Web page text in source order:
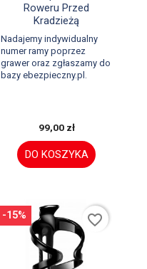
Roweru Przed
Kradzieżą
Nadajemy indywidualny
numer ramy poprzez
grawer oraz zgłaszamy do
bazy ebezpieczny.pl.
99,00 zł
DO KOSZYKA
-15% favorite_border